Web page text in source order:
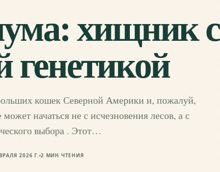
хищник с
генетикой
кошек Северной Америки и, пожалуй,
начаться не с исчезновения лесов, а с
выбора . Этот…
2026 Г. 2 МИН ЧТЕНИЯ